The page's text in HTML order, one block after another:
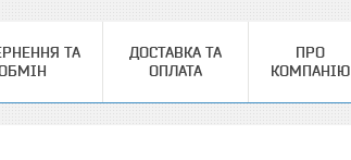
ТА
ДОСТАВКА ТА
ОПЛАТА
ПРО
КОМПАНІЮ